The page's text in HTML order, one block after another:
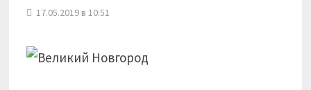
17.05.2019 в 10:51